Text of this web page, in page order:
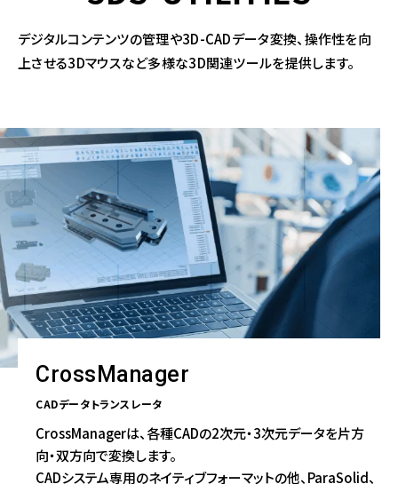
デジタルコンテンツの管理や3D-CADデータ変換、操作性を向
上させる3Dマウスなど多様な3D関連ツールを提供します。
CrossManager
CADデータトランスレータ
CrossManagerは、各種CADの2次元・3次元データを片方
向・双方向で変換します。
CADシステム専用のネイティブフォーマットの他、ParaSolid、